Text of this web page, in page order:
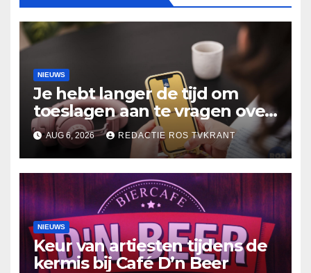
NIEUWS
Je hebt langer de tijd om
toeslagen aan te vragen over
2025
AUG 6, 2026 REDACTIE ROS TVKRANT
NIEUWS
Keur van artiesten tijdens de
kermis bij Café D’n Beer